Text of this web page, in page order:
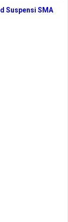
Suspensi SMA